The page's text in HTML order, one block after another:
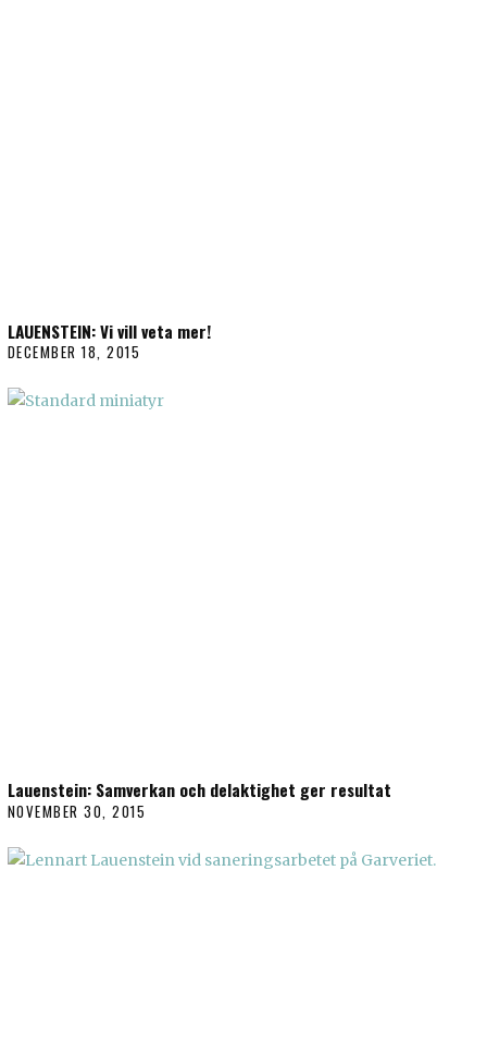
LAUENSTEIN: Vi vill veta mer!
DECEMBER 18, 2015
Lauenstein: Samverkan och delaktighet ger resultat
NOVEMBER 30, 2015